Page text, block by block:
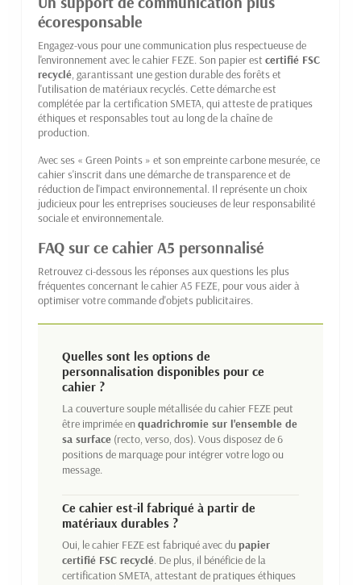
écoresponsable
Engagez-vous pour une communication plus respectueuse de
l'environnement avec le cahier FEZE. Son papier est certifié FSC
recyclé, garantissant une gestion durable des forêts et
l'utilisation de matériaux recyclés. Cette démarche est
complétée par la certification SMETA, qui atteste de pratiques
éthiques et responsables tout au long de la chaîne de
production.
Avec ses « Green Points » et son empreinte carbone mesurée, ce
cahier s'inscrit dans une démarche de transparence et de
réduction de l'impact environnemental. Il représente un choix
judicieux pour les entreprises soucieuses de leur responsabilité
sociale et environnementale.
FAQ sur ce cahier A5 personnalisé
Retrouvez ci-dessous les réponses aux questions les plus
fréquentes concernant le cahier A5 FEZE, pour vous aider à
optimiser votre commande d'objets publicitaires.
Quelles sont les options de
personnalisation disponibles pour ce
cahier ?
La couverture souple métallisée du cahier FEZE peut
être imprimée enquadrichromie sur l'ensemble de
sa surface (recto, verso, dos). Vous disposez de 6
positions de marquage pour intégrer votre logo ou
message.
Ce cahier est-il fabriqué à partir de
matériaux durables ?
Oui, le cahier FEZE est fabriqué avec du papier
certifié FSC recyclé. De plus, il bénéficie de la
certification SMETA, attestant de pratiques éthiques